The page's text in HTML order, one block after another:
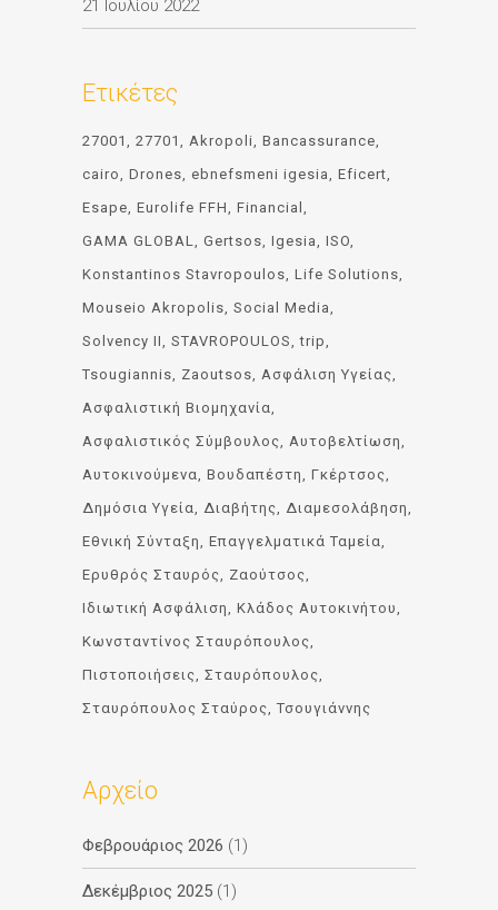
21 Ιουλίου 2022
Ετικέτες
27001 27701 Akropoli
Bancassurance
cairo
Drones ebnefsmeni igesia
Eficert
Esape Eurolife FFH
Financial
GAMA GLOBAL
Gertsos Igesia
ISO
Konstantinos Stavropoulos Life Solutions
Mouseio Akropolis Social Media
Solvency II
STAVROPOULOS
trip
Tsougiannis
Zaoutsos
Ασφάλιση Υγείας
Ασφαλιστική Βιομηχανία
Ασφαλιστικός Σύμβουλος
Αυτοβελτίωση
Αυτοκινούμενα
Βουδαπέστη
Γκέρτσος
Δημόσια Υγεία
Διαβήτης
Διαμεσολάβηση
Εθνική Σύνταξη
Επαγγελματικά Ταμεία
Ερυθρός Σταυρός
Ζαούτσος
Ιδιωτική Ασφάλιση
Κλάδος Αυτοκινήτου
Κωνσταντίνος Σταυρόπουλος
Πιστοποιήσεις
Σταυρόπουλος
Σταυρόπουλος Σταύρος
Τσουγιάννης
Αρχείο
Φεβρουάριος 2026 (1)
Δεκέμβριος 2025 (1)